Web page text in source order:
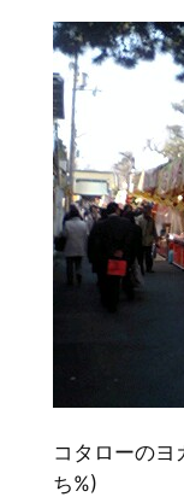
コタローのヨ
ち%)